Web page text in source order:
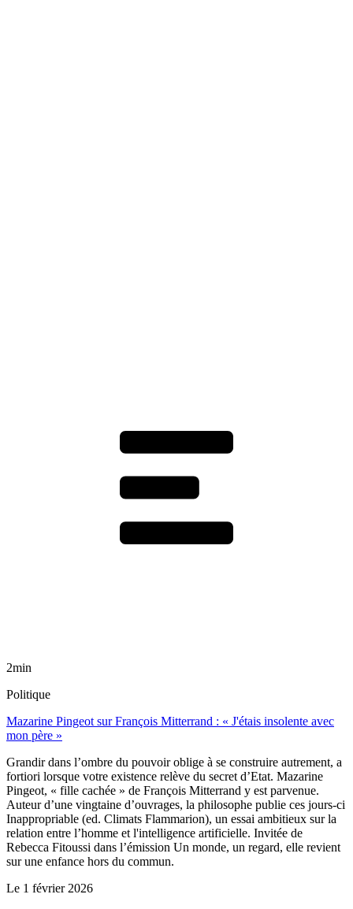
2min
Politique
Mazarine Pingeot sur François Mitterrand : « J'étais insolente avec
mon père »
Grandir dans l’ombre du pouvoir oblige à se construire autrement, a
fortiori lorsque votre existence relève du secret d’Etat. Mazarine
Pingeot, « fille cachée » de François Mitterrand y est parvenue.
Auteur d’une vingtaine d’ouvrages, la philosophe publie ces jours-ci
Inappropriable (ed. Climats Flammarion), un essai ambitieux sur la
relation entre l’homme et l'intelligence artificielle. Invitée de
Rebecca Fitoussi dans l’émission Un monde, un regard, elle revient
sur une enfance hors du commun.
Le 1 février 2026